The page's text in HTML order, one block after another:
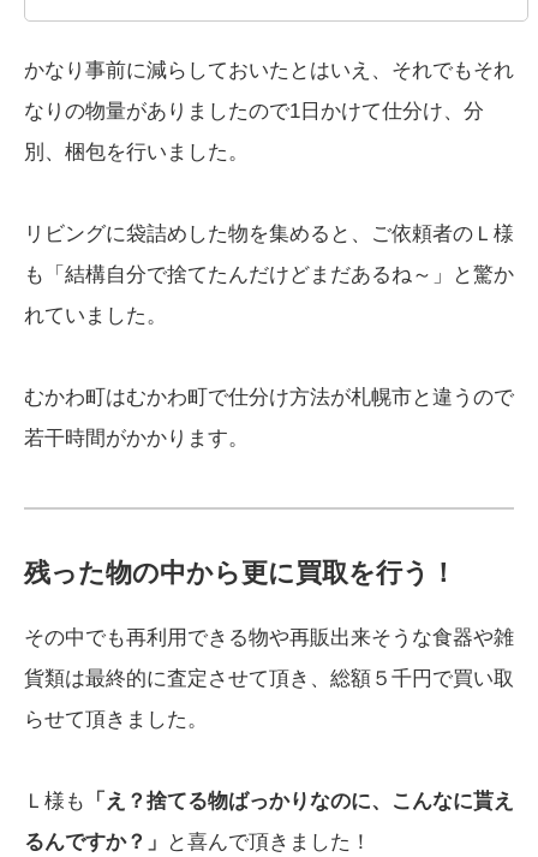
かなり事前に減らしておいたとはいえ、それでもそれ
なりの物量がありましたので1日かけて仕分け、分
別、梱包を行いました。
リビングに袋詰めした物を集めると、ご依頼者のＬ様
も「結構自分で捨てたんだけどまだあるね～」と驚か
れていました。
むかわ町はむかわ町で仕分け方法が札幌市と違うので
若干時間がかかります。
残った物の中から更に買取を行う！
その中でも再利用できる物や再販出来そうな食器や雑
貨類は最終的に査定させて頂き、総額５千円で買い取
らせて頂きました。
Ｌ様も
「え？捨てる物ばっかりなのに、こんなに貰え
るんですか？」
と喜んで頂きました！